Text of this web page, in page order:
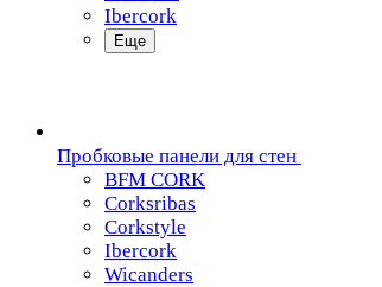
Ibercork
Еще
Пробковые панели для стен
BFM CORK
Corksribas
Corkstyle
Ibercork
Wicanders